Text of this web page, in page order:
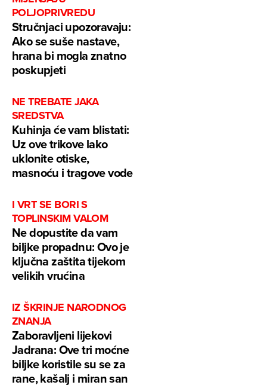
POLJOPRIVREDU
Stručnjaci upozoravaju:
Ako se suše nastave,
hrana bi mogla znatno
poskupjeti
NE TREBATE JAKA
SREDSTVA
Kuhinja će vam blistati:
Uz ove trikove lako
uklonite otiske,
masnoću i tragove vode
I VRT SE BORI S
TOPLINSKIM VALOM
Ne dopustite da vam
biljke propadnu: Ovo je
ključna zaštita tijekom
velikih vrućina
IZ ŠKRINJE NARODNOG
ZNANJA
Zaboravljeni lijekovi
Jadrana: Ove tri moćne
biljke koristile su se za
rane, kašalj i miran san